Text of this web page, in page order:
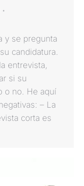
y se pregunta
candidatura.
entrevista,
si su
o no. He aquí
– La
corta es